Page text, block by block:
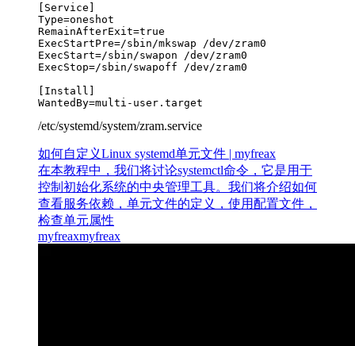
[Service]
Type=oneshot
RemainAfterExit=true
ExecStartPre=/sbin/mkswap /dev/zram0
ExecStart=/sbin/swapon /dev/zram0
ExecStop=/sbin/swapoff /dev/zram0
[Install]
WantedBy=multi-user.target
/etc/systemd/system/zram.service
如何自定义Linux systemd单元文件 | myfreax
在本教程中，我们将讨论systemctl命令，它是用于
控制初始化系统的中央管理工具。我们将介绍如何
查看服务依赖，单元文件的定义，使用配置文件，
检查单元属性
myfreaxmyfreax